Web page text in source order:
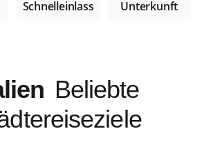
Schnelleinlass Unterkunft
Beliebte